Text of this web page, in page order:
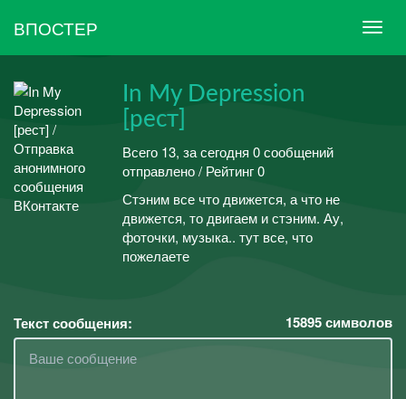
ВПОСТЕР
In My Depression
[рест]
Всего 13, за сегодня 0 сообщений
отправлено / Рейтинг 0
Стэним все что движется, а что не
движется, то двигаем и стэним. Ау,
фоточки, музыка.. тут все, что
пожелаете
Текст сообщения: 15895символов